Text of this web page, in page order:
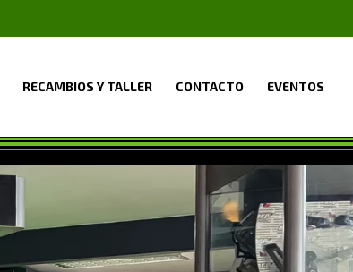
RECAMBIOS Y TALLER CONTACTO EVENTOS